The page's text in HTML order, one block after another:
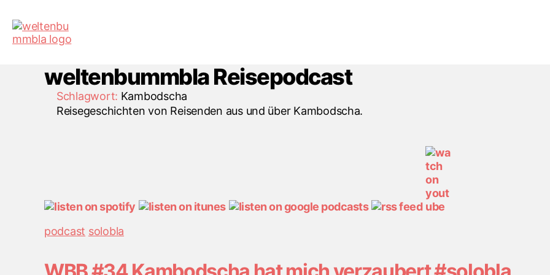
weltenbummbla Reisepodcast
Schlagwort: Kambodscha
Reisegeschichten von Reisenden aus und über Kambodscha.
Kategorien
podcast solobla